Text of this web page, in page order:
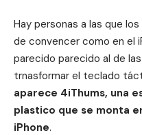
Hay personas a las que
de convencer como en el
parecido parecido al de
trnasformar el teclado
aparece 4iThums, una
plastico que se monta
iPhone.